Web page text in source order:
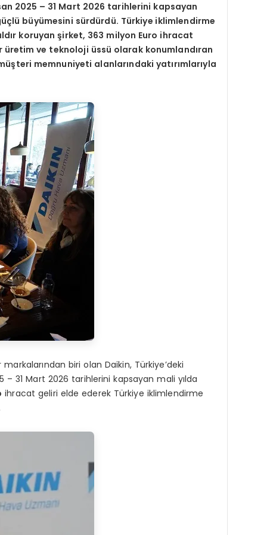
2025 – 31 Mart 2026 tarihlerini kapsayan
büyümesini sürdürdü. Türkiye iklimlendirme
koruyan şirket, 363 milyon Euro ihracat
üretim ve teknoloji üssü olarak konumlandıran
memnuniyeti alanlarındaki yatırımlarıyla
biri olan Daikin, Türkiye’deki
– 31 Mart 2026 tarihlerini kapsayan mali yılda
ihracat geliri elde ederek Türkiye iklimlendirme